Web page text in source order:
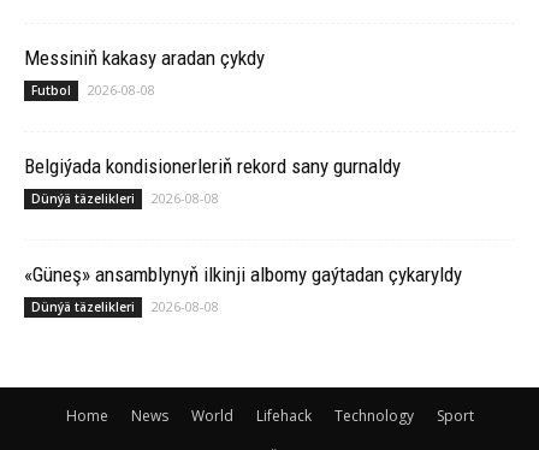
Messiniň kakasy aradan çykdy
Futbol 2026-08-08
Belgiýada kondisionerleriň rekord sany gurnaldy
Dünýä täzelikleri 2026-08-08
«Güneş» ansamblynyň ilkinji albomy gaýtadan çykaryldy
Dünýä täzelikleri 2026-08-08
Home News World Lifehack Technology Sport